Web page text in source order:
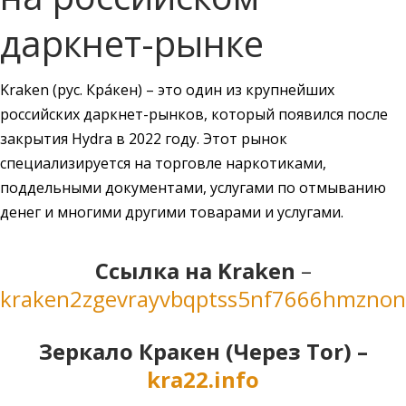
даркнет-рынке
Kraken (рус. Кра́кен) – это один из крупнейших
российских даркнет-рынков, который появился после
закрытия Hydra в 2022 году. Этот рынок
специализируется на торговле наркотиками,
поддельными документами, услугами по отмыванию
денег и многими другими товарами и услугами.
Cсылка на Kraken –
Зеркало Кракен (Через Tor) –
kra22.info